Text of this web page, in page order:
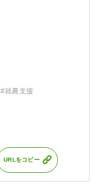
#就農支援
URLをコピー